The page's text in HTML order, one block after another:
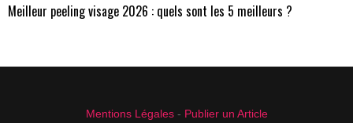
Meilleur peeling visage 2026 : quels sont les 5 meilleurs ?
Mentions Légales- Publier un Article